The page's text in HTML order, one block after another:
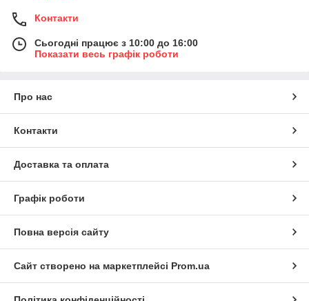
Контакти
Сьогодні працює з 10:00 до 16:00
Показати весь графік роботи
Про нас
Контакти
Доставка та оплата
Графік роботи
Повна версія сайту
Сайт створено на маркетплейсі Prom.ua